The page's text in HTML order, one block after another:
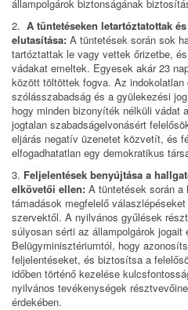
állampolgárok biztonságának
2. A tüntetéseken letartóztatottak
elutasítása: A tüntetések során sok
tartóztattak le vagy vettek őrizetbe,
vádakat emeltek. Egyesek akár 23
között töltöttek fogva. Az
szólásszabadság és a gyülekezési
hogy minden bizonyíték nélküli vádat
jogtalan szabadságelvonásért
eljárás negatív üzenetet közvetít, és
elfogadhatatlan egy demokratikus
3. Feljelentések benyújtása a
elkövetői ellen: A tüntetések során a
támadások megfelelő
szervektől. A nyilvános gyűlések
súlyosan sérti az állampolgárok
Belügyminisztériumtól, hogy
feljelentéseket, és biztosítsa a
időben történő kezelése
nyilvános tevékenységek
érdekében.